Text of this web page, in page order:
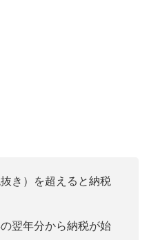
き）を超えると納税
翌年分から納税が始